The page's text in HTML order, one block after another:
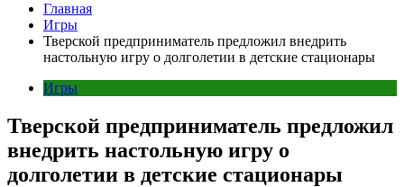
Главная
Игры
Тверской предприниматель предложил внедрить
настольную игру о долголетии в детские стационары
Игры
Тверской предприниматель предложил
внедрить настольную игру о
долголетии в детские стационары